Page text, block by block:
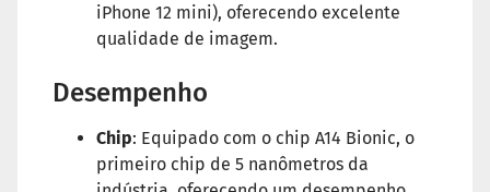
iPhone 12 mini), oferecendo excelente
qualidade de imagem.
Desempenho
Chip: Equipado com o chip A14 Bionic, o
primeiro chip de 5 nanômetros da